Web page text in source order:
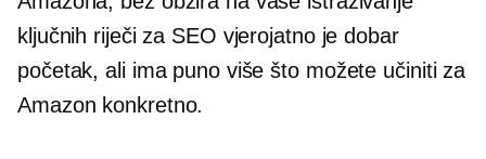
ključnih riječi za SEO vjerojatno je dobar
početak, ali ima puno više što možete učiniti za
Amazon konkretno.